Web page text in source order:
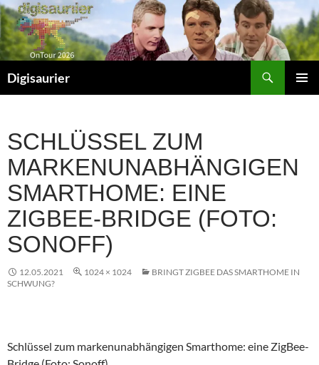
Zum
Inhalt
springen
Digisaurier
SCHLÜSSEL ZUM
MARKENUNABHÄNGIGEN
SMARTHOME: EINE
ZIGBEE-BRIDGE (FOTO:
SONOFF)
12.05.2021 1024 × 1024
BRINGT ZIGBEE DAS SMARTHOME IN
SCHWUNG?
Schlüssel zum markenunabhängigen Smarthome: eine ZigBee-